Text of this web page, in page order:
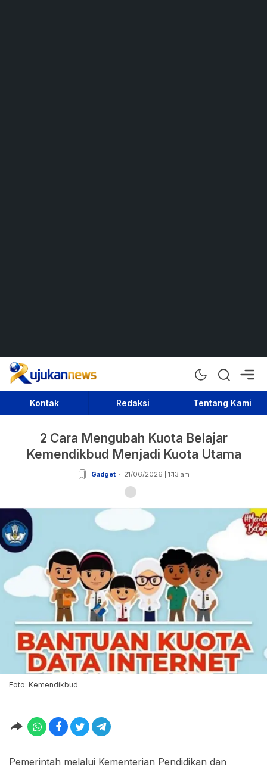
Rujukan News
Satu Rujukan Sejuta Informasi
Kontak Redaksi Tentang Kami
2 Cara Mengubah Kuota Belajar
Kemendikbud Menjadi Kuota Utama
Gadget 21/06/2026 | 1:13 am
Foto: Kemendikbud
Pemerintah melalui Kementerian Pendidikan dan